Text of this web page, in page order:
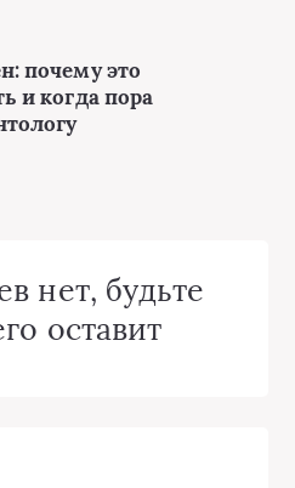
почему это
и когда пора
нет, будьте
оставит